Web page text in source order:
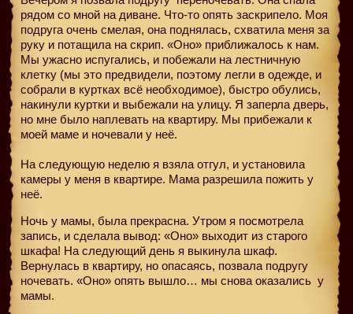
рядом со мной на диване. Что-то опять заскрипело. Моя
подруга очень смелая, она поднялась, схватила меня за
руку и потащила на скрип. «Оно» приближалось к нам.
Мы ужасно испугались, и побежали на лестничную
клетку (мы это предвидели, поэтому легли в одежде, и
собрали в куртках всё необходимое), быстро обулись,
накинули куртки и выбежали на улицу. Я заперла дверь,
но мне было наплевать на квартиру. Мы прибежали к
моей маме и ночевали у неё.
На следующую неделю я взяла отгул, и установила
камеры у меня в квартире. Мама разрешила пожить у
неё.
Ночь у мамы, была прекрасна. Утром я посмотрела
запись, и сделала вывод: «Оно» выходит из старого
шкафа! На следующий день я выкинула шкаф.
Вернулась в квартиру, но опасаясь, позвала подругу
ночевать. «Оно» опять вышло… мы снова оказались у
мамы.